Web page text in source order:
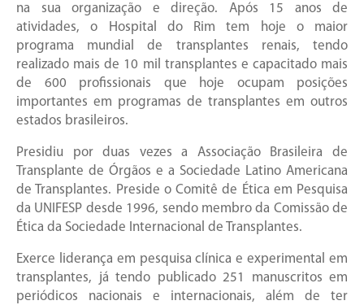
na sua organização e direção. Após 15 anos de
atividades, o Hospital do Rim tem hoje o maior
programa mundial de transplantes renais, tendo
realizado mais de 10 mil transplantes e capacitado mais
de 600 profissionais que hoje ocupam posições
importantes em programas de transplantes em outros
estados brasileiros.
Presidiu por duas vezes a Associação Brasileira de
Transplante de Órgãos e a Sociedade Latino Americana
de Transplantes. Preside o Comitê de Ética em Pesquisa
da UNIFESP desde 1996, sendo membro da Comissão de
Ética da Sociedade Internacional de Transplantes.
Exerce liderança em pesquisa clínica e experimental em
transplantes, já tendo publicado 251 manuscritos em
periódicos nacionais e internacionais, além de ter